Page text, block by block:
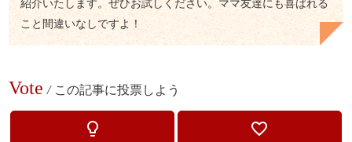
こと間違いなしですよ！
Vote / この記事に投票しよう
lightbulb_outline favorite_border